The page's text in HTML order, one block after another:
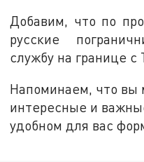
Добавим, что по
русские
службу на границе с
Напоминаем, что вы
интересные и
удобном для вас